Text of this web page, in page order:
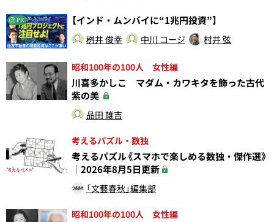
PR 【インド・ムンバイに“1兆円投資”】
桝井 俊幸 中川 コージ 村井 弦
昭和100年の100人 女性編
川喜多かしこ マダム・カワキタを飾った古代
紫の美
品田 雄吉
考えるパズル・数独
考えるパズル《スマホで楽しめる数独・傑作選》
｜2026年8月5日更新
「文藝春秋」編集部
昭和100年の100人 女性編